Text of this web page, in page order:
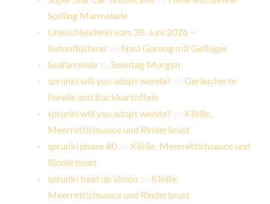
Spilling Marmelade
Linkschleuderei vom 28. Juni 2026 –
betonflüsterer
Nasi Goreng mit Geflügel
Seafarrwide zuSonntag Morgen
sprunki will you adopt wenda? zuGeräucherte
Forelle und Backkartoffeln
sprunki will you adopt wenda?
Klöße,
Meerrettichsauce und Rinderbrust
sprunki phase 80
Klöße, Meerrettichsauce und
Rinderbrust
sprunki beat up simon
Klöße,
Meerrettichsauce und Rinderbrust